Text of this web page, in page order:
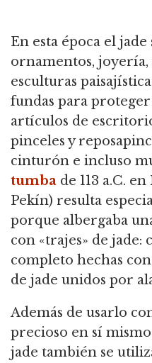
En esta época el
ornamentos,
esculturas
fundas para proteger
artículos de
pinceles y
cinturón e incluso
tumba de 113 a.C.
Pekín) resulta
porque albergaba
con «trajes» de
completo hechas
de jade unidos por
Además de usarlo
precioso en sí
jade también se